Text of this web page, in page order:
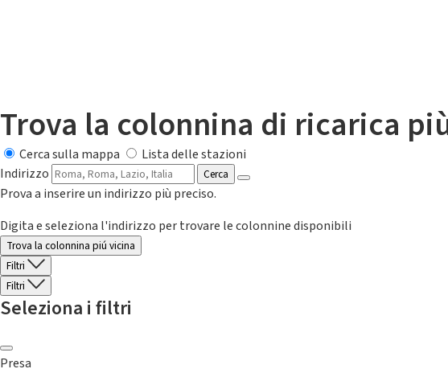
Trova la colonnina di ricarica
Cerca sulla mappa
Lista delle stazioni
Indirizzo
Cerca
Prova a inserire un indirizzo più preciso.
Digita e seleziona l'indirizzo per trovare le colonnine disponibili
Trova la colonnina piú vicina
Filtri
Filtri
Seleziona i filtri
Presa